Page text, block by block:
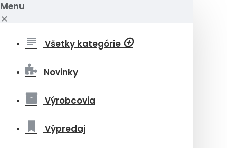
Menu
Všetky kategórie
Novinky
Výrobcovia
Výpredaj